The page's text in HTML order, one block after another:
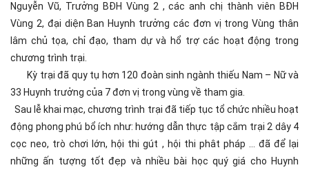
Nguyễn Vũ, Trưởng BĐH Vùng 2 , các anh chị thành viên BĐH
Vùng 2, đại diện Ban Huynh trưởng các đơn vị trong Vùng thân
lâm chủ tọa, chỉ đạo, tham dự và hổ trợ các hoạt động trong
chương trình trại.
Kỳ trại đã quy tụ hơn 120 đoàn sinh ngành thiếu Nam – Nữ và
33 Huynh trưởng của 7 đơn vị trong vùng về tham gia.
Sau lễ khai mạc, chương trình trại đã tiếp tục tổ chức nhiều hoạt
động phong phú bổ ích như: hướng dẫn thực tập cắm trại 2 dây 4
cọc neo, trò chơi lớn, hội thi gút , hội thi phât pháp … đã để lại
những ấn tượng tốt đẹp và nhiều bài học quý giá cho Huynh